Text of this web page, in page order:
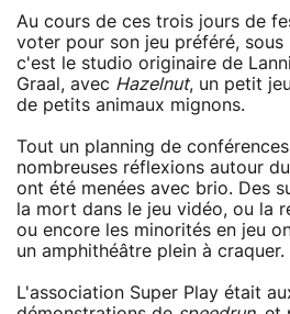
Au cours de ces trois jours de
voter pour son jeu préféré, sous
c'est le studio originaire de
Graal, avec Hazelnut, un petit
de petits animaux mignons.
Tout un planning de
nombreuses réflexions autour
ont été menées avec brio. Des
la mort dans le jeu vidéo, ou la
ou encore les minorités en jeu
un amphithéâtre plein à craquer.
L'association Super Play était